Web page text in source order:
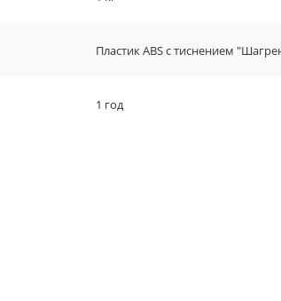
Пластик ABS с тиснением
1 год